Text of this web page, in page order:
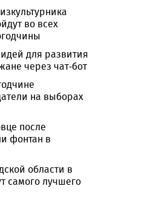
во всех
для развития
через чат-бот
на выборах
после
фонтан в
области в
самого лучшего